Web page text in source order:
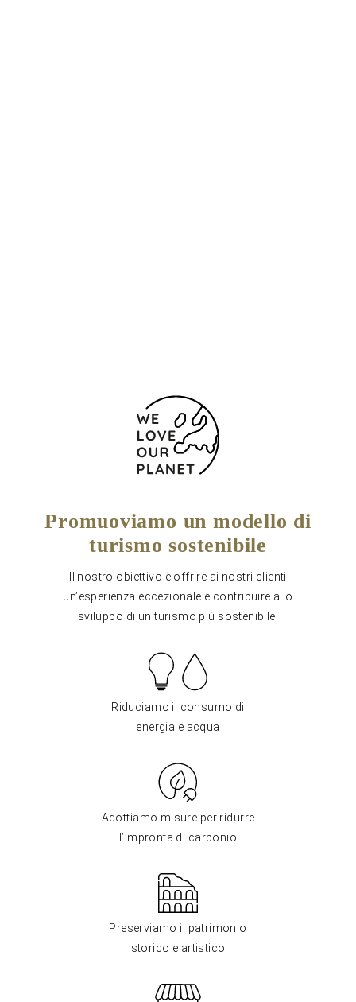
Promuoviamo un modello di
turismo sostenibile
Il nostro obiettivo è offrire ai nostri clienti
un’esperienza eccezionale e contribuire allo
sviluppo di un turismo più sostenibile.
Riduciamo il consumo di
energia e acqua
Adottiamo misure per ridurre
l’impronta di carbonio
Preserviamo il patrimonio
storico e artistico